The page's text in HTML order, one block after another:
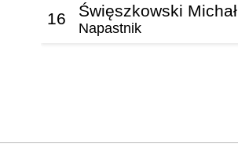
16 Święszkowski Michał
Napastnik